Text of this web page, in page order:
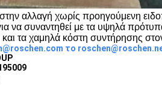
αλλαγή χωρίς προηγούμενη
να συναντηθεί με τα υψηλά
τα χαμηλά κόστη συντήρησης
το